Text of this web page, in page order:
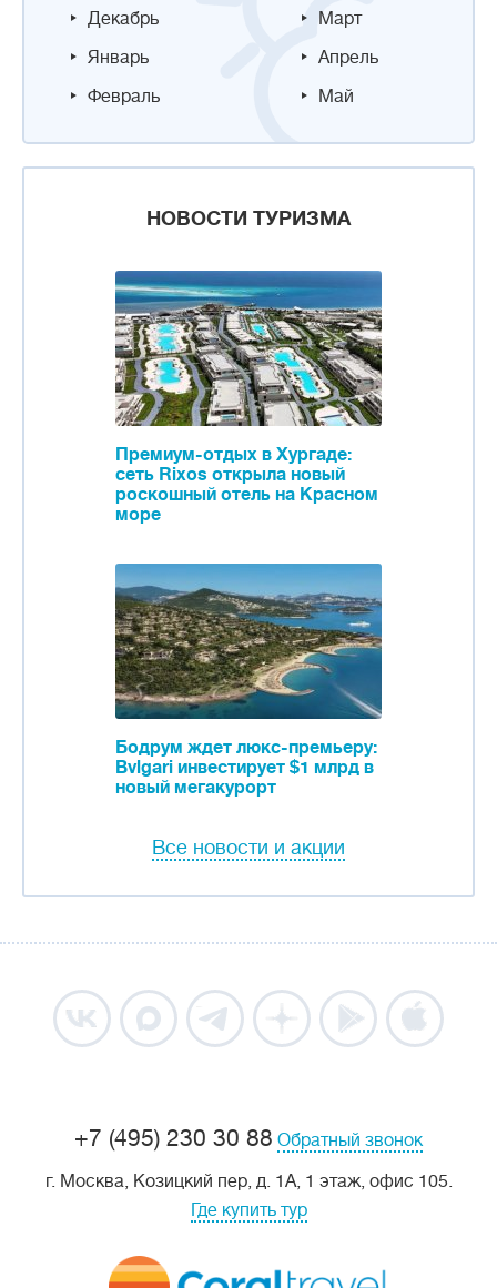
Декабрь
Январь
Февраль
Март
Апрель
Май
НОВОСТИ ТУРИЗМА
Премиум-отдых в Хургаде:
сеть Rixos открыла новый
роскошный отель на Красном
море
Бодрум ждет люкс-премьеру:
Bvlgari инвестирует $1 млрд в
новый мегакурорт
Все новости и акции
+7 (495) 230 30 88 Обратный звонок
г. Москва, Козицкий пер, д. 1А, 1 этаж, офис 105.
Где купить тур